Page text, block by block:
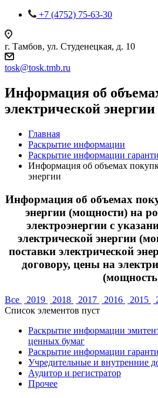
+7 (4752) 75-63-30
г. Тамбов, ул. Студенецкая, д. 10
tosk@tosk.tmb.ru
Информация об
электрической энергии
Главная
Раскрытие информации
Раскрытие информации
Информация об объемах
энергии
Информация об объемах
энергии (мощности) на
электроэнергии с
электрической энергии
поставки электрической
договору, цены на
Все 2019 2018 2017 2016 2015
Список элементов пуст
Раскрытие информации
ценных бумаг
Раскрытие информации
Учредительные и внутренние
Аудитор и регистратор
Прочее